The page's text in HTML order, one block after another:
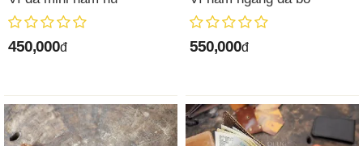
450,000đ 550,000đ